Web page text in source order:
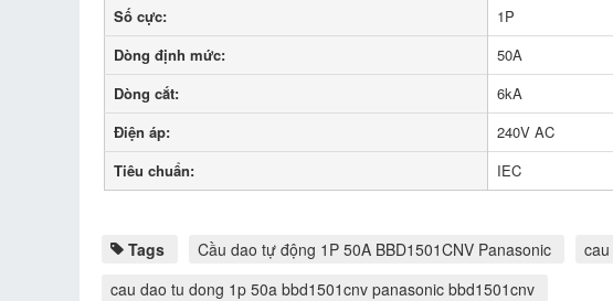
Số cực:
1P
Dòng định mức:
50A
Dòng cắt:
6kA
Điện áp:
240V AC
Tiêu chuẩn:
IEC
Tags Cầu dao tự động 1P 50A BBD1501CNV Panasonic
cau dao tu dong 1p 50a bbd1501cnv panasonic bbd1501cnv